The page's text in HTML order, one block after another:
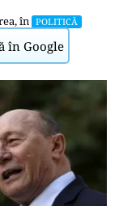
, în POLITICĂ
în Google